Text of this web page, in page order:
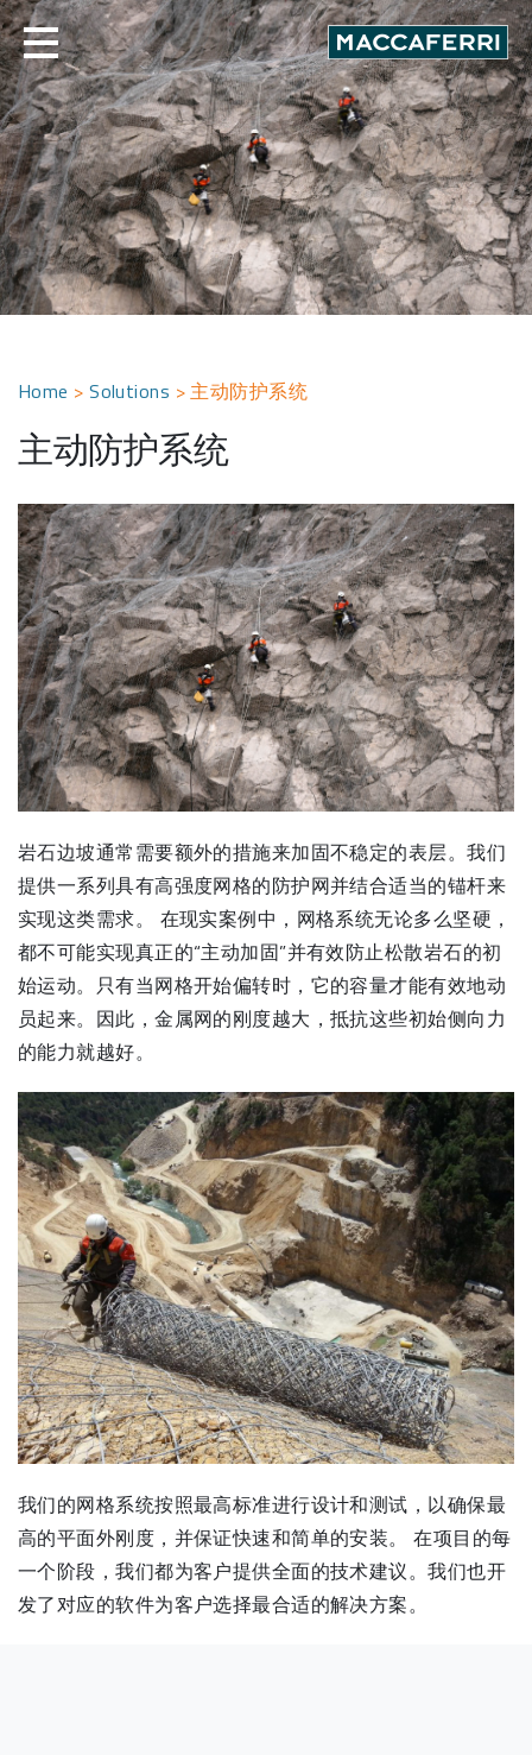
Skip
to
content
Home >Solutions >主动防护系统
主动防护系统
岩石边坡通常需要额外的措施来加固不稳定的表层。我们
提供一系列具有高强度网格的防护网并结合适当的锚杆来
实现这类需求。 在现实案例中，网格系统无论多么坚硬，
都不可能实现真正的“主动加固”并有效防止松散岩石的初
始运动。只有当网格开始偏转时，它的容量才能有效地动
员起来。因此，金属网的刚度越大，抵抗这些初始侧向力
的能力就越好。
我们的网格系统按照最高标准进行设计和测试，以确保最
高的平面外刚度，并保证快速和简单的安装。 在项目的每
一个阶段，我们都为客户提供全面的技术建议。我们也开
发了对应的软件为客户选择最合适的解决方案。